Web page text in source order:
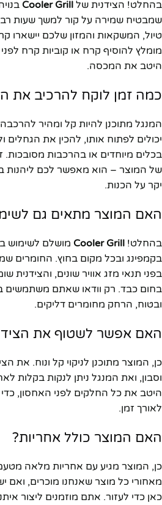
בהחלט! הצידנית של Cooler Grill
שמבטיח שמירה על קור למשך שעות
טיול, המשקאות והמזון שלכם יישארו
מומלץ להוסיף קרח או קוביות קרח
היטב את המכסה.
כמה זמן לוקח להרכיב את
המנגל מתוכנן להיות קל ומהיר
יכולים לפתוח אותו, להכין את הגחלים
בכלים מיוחדים או בהרכבות מסובכות.
של המוצר – הוא מאפשר לכם ליהנות
יקר על הכנות.
האם המוצר מתאים גם
בהחלט! Cooler Grill מושלם לשימוש
בקמפינג ובכל מקום בחוץ. החומרים
בפני תנאי מזג אוויר שונים,
בחום כבד. רק וודאו שאתם משתמשים
ובטוח, הרחק מחומרים דליקים.
האם אפשר לשטוף את
כן, המוצר מתוכנן לניקוי קל ונוח. את
וסבון, ואת המנגל ניתן לנקות בקלות
היטב את כל החלקים לפני האחסון,
לאורך זמן.
האם המוצר כולל אחריות?
כן, המוצר מגיע עם אחריות מלאה
מאחורי כל מוצר שאנחנו מוכרים, ואם
כאן כדי לעזור. אתם מוזמנים ליצור